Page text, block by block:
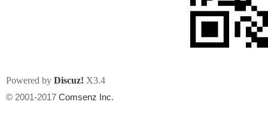
Powered by Discuz! X3.4
© 2001-2017 Comsenz Inc.